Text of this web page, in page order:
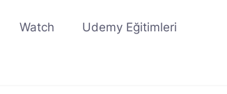
Watch Udemy Eğitimleri